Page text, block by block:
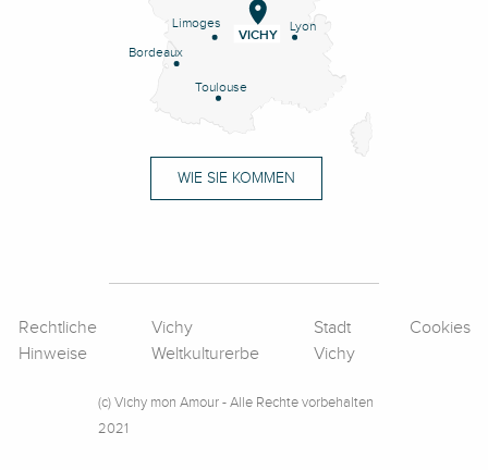
Lyon
Limoges
Bordeaux
Toulouse
VICHY
WIE SIE KOMMEN
Rechtliche
Hinweise
Vichy
Weltkulturerbe
Stadt
Vichy
Cookies
(c) Vichy mon Amour - Alle Rechte vorbehalten
2021